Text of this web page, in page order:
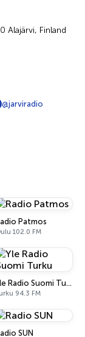
Alajärvi, Finland
@jarviradio
Patmos
102.0 FM
Yle Radio Suomi Turku
94.3 FM
SUN